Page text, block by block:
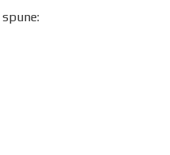
spune: